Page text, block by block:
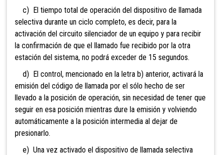
c) El tiempo total de operación del dispositivo de llamada
selectiva durante un ciclo completo, es decir, para la
activación del circuito silenciador de un equipo y para recibir
la confirmación de que el llamado fue recibido por la otra
estación del sistema, no podrá exceder de 15 segundos.
d) El control, mencionado en la letra b) anterior, activará la
emisión del código de llamada por el sólo hecho de ser
llevado a la posición de operación, sin necesidad de tener que
seguir en esa posición mientras dure la emisión y volviendo
automáticamente a la posición intermedia al dejar de
presionarlo.
e) Una vez activado el dispositivo de llamada selectiva